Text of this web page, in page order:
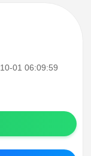
01 06:09:59